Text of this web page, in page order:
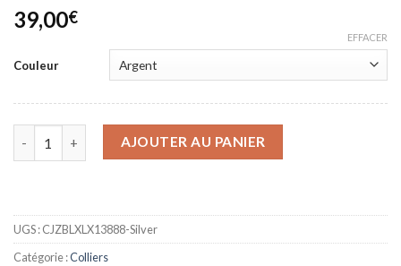
39,00€
Couleur
EFFACER
quantité de Collier Aile d'Ange Esperanza
AJOUTER AU PANIER
UGS :CJZBLXLX13888-Silver
Catégorie :Colliers